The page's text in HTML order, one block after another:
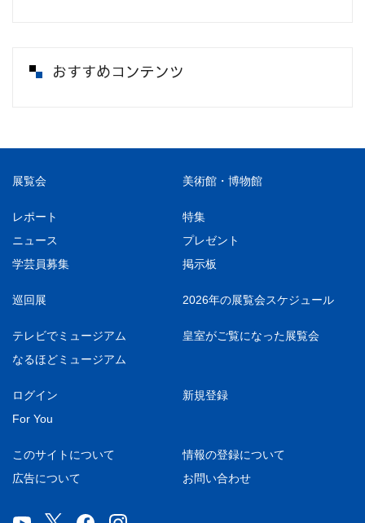
おすすめコンテンツ
展覧会 美術館・博物館
レポート
特集
ニュース
プレゼント
学芸員募集
掲示板
巡回展 2026年の展覧会スケジュール
テレビでミュージアム
皇室がご覧になった展覧会
なるほどミュージアム
ログイン
新規登録
For You
このサイトについて
情報の登録について
広告について
お問い合わせ